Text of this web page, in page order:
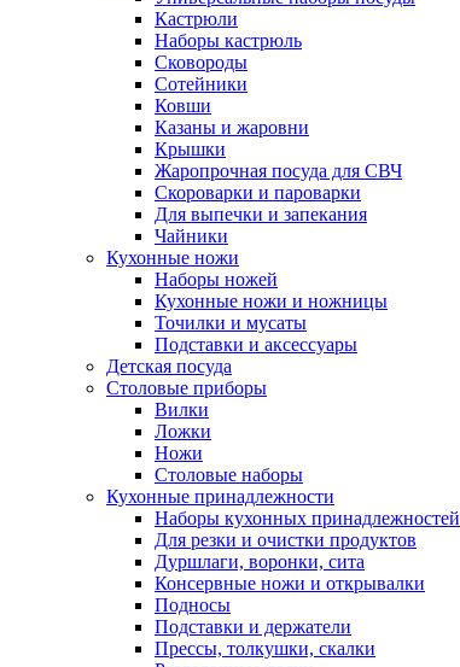
Кастрюли
Наборы кастрюль
Сковороды
Сотейники
Ковши
Казаны и жаровни
Крышки
Жаропрочная посуда для СВЧ
Скороварки и пароварки
Для выпечки и запекания
Чайники
Кухонные ножи
Наборы ножей
Кухонные ножи и ножницы
Точилки и мусаты
Подставки и аксессуары
Детская посуда
Столовые приборы
Вилки
Ложки
Ножи
Столовые наборы
Кухонные принадлежности
Наборы кухонных принадлежностей
Для резки и очистки продуктов
Дуршлаги, воронки, сита
Консервные ножи и открывалки
Подносы
Подставки и держатели
Прессы, толкушки, скалки